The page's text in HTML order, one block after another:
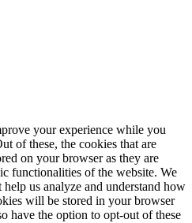
your experience while you
of these, the cookies that are
on your browser as they are
functionalities of the website. We
us analyze and understand how
will be stored in your browser
have the option to opt-out of these